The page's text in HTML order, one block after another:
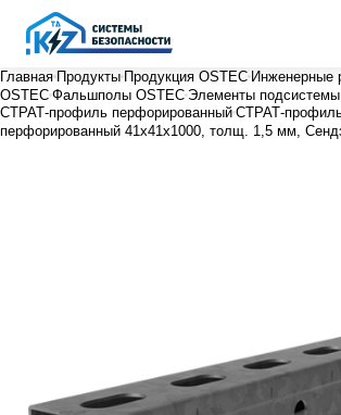
Главная Продукты Продукция OSTEC Инженерные
OSTEC Фальшполы OSTEC Элементы
СТРАТ-профиль перфорированный СТРАТ-
перфорированный 41х41х1000, толщ. 1,5 мм,